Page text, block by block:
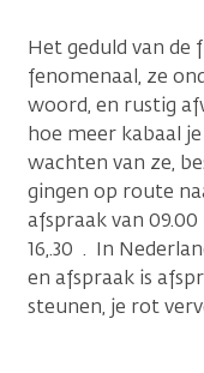
Het geduld van de
fenomenaal, ze
woord, en rustig
hoe meer kabaal
wachten van ze,
gingen op route
afspraak van
16,.30 . In
en afspraak is
steunen, je rot